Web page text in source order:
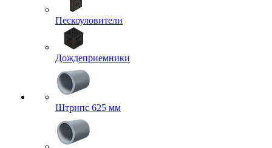
Пескоуловители
Дождеприемники
Штрипс 625 мм